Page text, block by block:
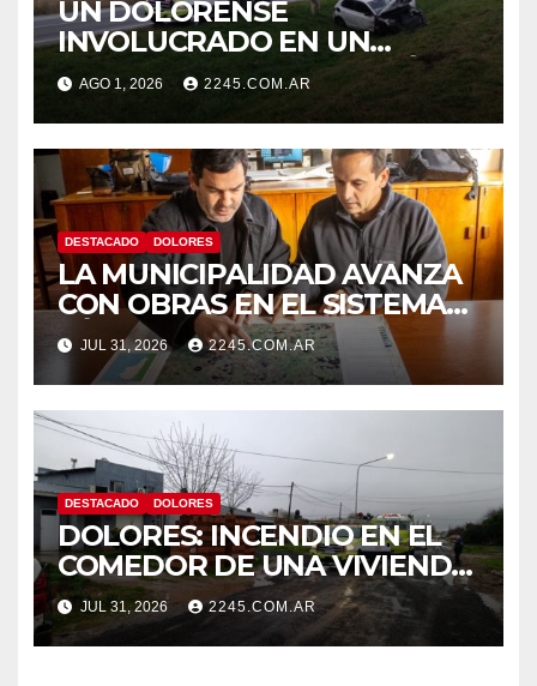
UN DOLORENSE
INVOLUCRADO EN UN
SINIESTRO QUE TERMINÓ
CON DESPISTE Y VUELCO
AGO 1, 2026 2245.COM.AR
DESTACADO DOLORES
LA MUNICIPALIDAD AVANZA
CON OBRAS EN EL SISTEMA
HÍDRICO DE DOLORES
JUL 31, 2026 2245.COM.AR
DESTACADO DOLORES
DOLORES: INCENDIO EN EL
COMEDOR DE UNA VIVIENDA
FUE CONTROLADO POR
BOMBEROS
JUL 31, 2026 2245.COM.AR